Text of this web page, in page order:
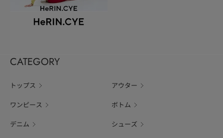
CATEGORY
トップス アウター
ワンピース ボトム
デニム シューズ